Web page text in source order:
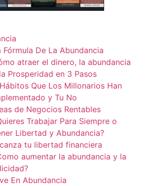
Fórmula De La Abundancia
atraer el dinero, la abundancia
Prosperidad en 3 Pasos
Que Los Millonarios Han
y Tu No
de Negocios Rentables
Trabajar Para Siempre o
Libertad y Abundancia?
tu libertad financiera
aumentar la abundancia y la
En Abundancia